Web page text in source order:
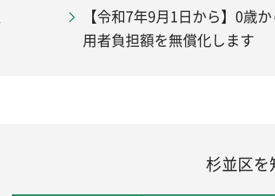
【令和7年9月1日から】0歳
用者負担額を無償化します
杉並区を